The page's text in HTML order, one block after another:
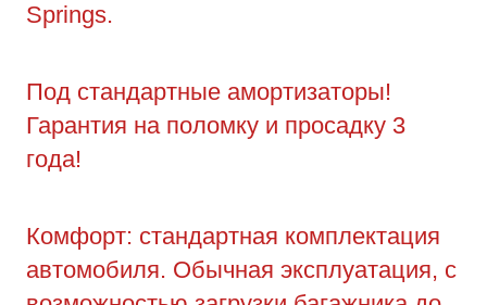
Springs.
Под стандартные амортизаторы!
Гарантия на поломку и просадку 3
года!
Комфорт: стандартная комплектация
автомобиля. Обычная эксплуатация, с